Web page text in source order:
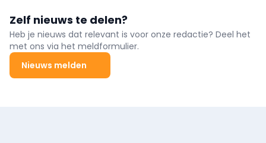
Zelf nieuws te delen?
Heb je nieuws dat relevant is voor onze redactie? Deel het
met ons via het meldformulier.
Nieuws melden